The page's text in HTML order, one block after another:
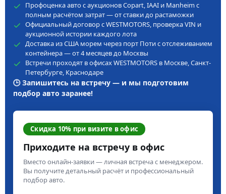
Профоценка авто с аукционов Copart, IAAI и Manheim с
полным расчётом затрат — от ставки до растаможки
Официальный договор с WESTMOTORS, проверка VIN и
аукционной истории каждого лота
Доставка из США морем через порт Поти с отслеживанием
контейнера — от 4 месяцев до Москвы
Встречи проходят в офисах WESTMOTORS в Москве, Санкт-
Петербурге, Краснодаре
🕒 Запишитесь на встречу — и мы подготовим
подбор авто заранее!
Скидка 10% при визите в офис
Приходите на встречу в офис
Вместо онлайн-заявки — личная встреча с менеджером.
Вы получите детальный расчёт и профессиональный
подбор авто.